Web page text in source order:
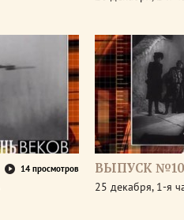
14 просмотров ВЫПУСК
25 декабря, 1-я